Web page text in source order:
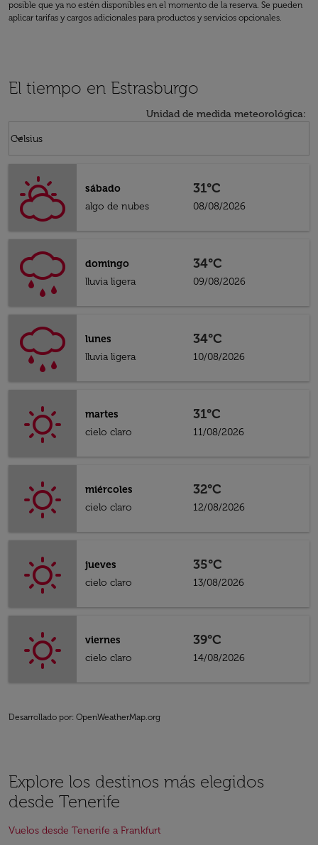
posible que ya no estén disponibles en el momento de la reserva. Se pueden
aplicar tarifas y cargos adicionales para productos y servicios opcionales.
El tiempo en Estrasburgo
Unidad de medida meteorológica:
Celsius
keyboard_arrow_down
sábado
algo de nubes
31°C
08/08/2026
domingo
lluvia ligera
34°C
09/08/2026
lunes
lluvia ligera
34°C
10/08/2026
martes
cielo claro
31°C
11/08/2026
miércoles
cielo claro
32°C
12/08/2026
jueves
cielo claro
35°C
13/08/2026
viernes
cielo claro
39°C
14/08/2026
Desarrollado por: OpenWeatherMap.org
Explore los destinos más elegidos
desde Tenerife
Vuelos desde Tenerife a Frankfurt